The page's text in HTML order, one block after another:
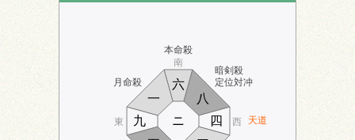
月命殺
本命殺
暗剣殺
定位対冲
天道
南
東 西
八
九
一
ニ
四
六